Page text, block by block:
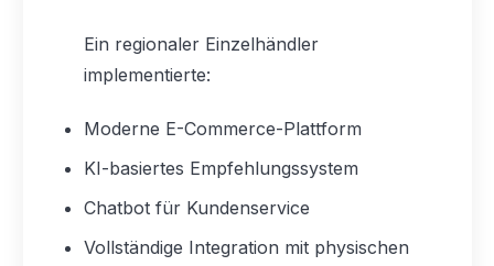
Ein regionaler Einzelhändler
implementierte:
Moderne E-Commerce-Plattform
KI-basiertes Empfehlungssystem
Chatbot für Kundenservice
Vollständige Integration mit physischen